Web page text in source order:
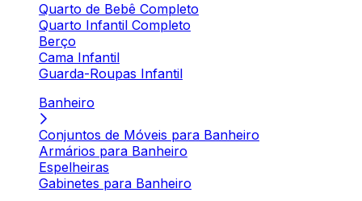
Quarto de Bebê Completo
Quarto Infantil Completo
Berço
Cama Infantil
Guarda-Roupas Infantil
Banheiro
Conjuntos de Móveis para Banheiro
Armários para Banheiro
Espelheiras
Gabinetes para Banheiro